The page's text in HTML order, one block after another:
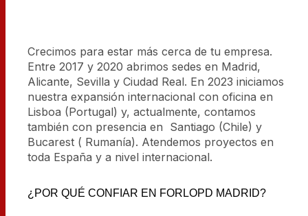
Crecimos para estar más cerca de tu empresa.
Entre 2017 y 2020 abrimos sedes en Madrid,
Alicante, Sevilla y Ciudad Real. En 2023 iniciamos
nuestra expansión internacional con oficina en
Lisboa (Portugal) y, actualmente, contamos
también con presencia en Santiago (Chile) y
Bucarest ( Rumanía). Atendemos proyectos en
toda España y a nivel internacional.
¿POR QUÉ CONFIAR EN FORLOPD MADRID?